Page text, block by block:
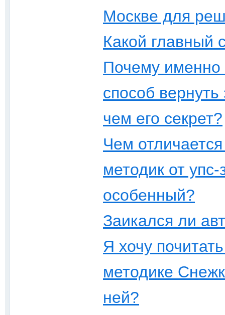
Москве для
Какой главный
Почему
способ
чем его секрет?
Чем
методик от
особенный?
Заикался ли
Я хочу
методике
ней?